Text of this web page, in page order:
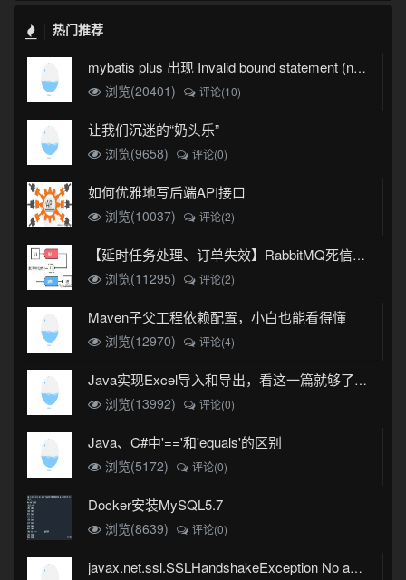
热门推荐
mybatis plus 出现 Invalid bound statement (not found)
浏览(20401)
评论(10)
让我们沉迷的“奶头乐”
浏览(9658) 评论(0)
如何优雅地写后端API接口
浏览(10037) 评论(2)
【延时任务处理、订单失效】RabbitMQ死信队列实现
浏览(11295)
评论(2)
Maven子父工程依赖配置，小白也能看得懂
浏览(12970) 评论(4)
Java实现Excel导入和导出，看这一篇就够了(珍藏版)
浏览(13992)
评论(0)
Java、C#中'=='和'equals'的区别
浏览(5172) 评论(0)
Docker安装MySQL5.7
浏览(8639) 评论(0)
javax.net.ssl.SSLHandshakeException No appropriate protocol (protocol is disabled or cipher suites are inappropriate)错误